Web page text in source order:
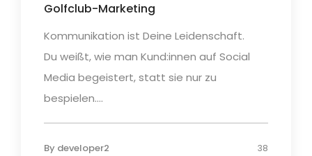
Golfclub-Marketing
Kommunikation ist Deine Leidenschaft.
Du weißt, wie man Kund:innen auf Social
Media begeistert, statt sie nur zu
bespielen....
By developer2 38